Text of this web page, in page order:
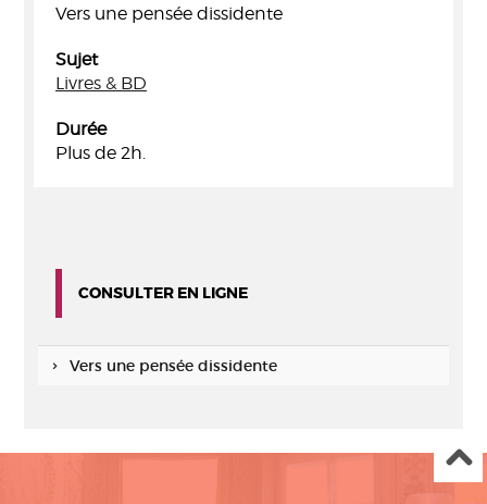
Vers une pensée dissidente
Sujet
Livres & BD
Durée
Plus de 2h.
CONSULTER EN LIGNE
Vers une pensée dissidente